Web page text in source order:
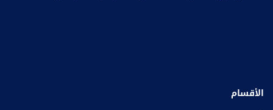
الأقسام